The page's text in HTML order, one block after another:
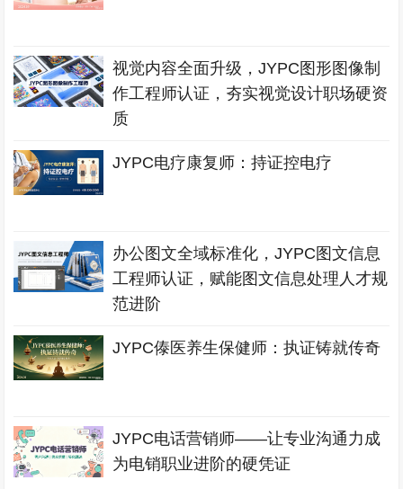
视觉内容全面升级，JYPC图形图像制
作工程师认证，夯实视觉设计职场硬资
质
JYPC电疗康复师：持证控电疗
办公图文全域标准化，JYPC图文信息
工程师认证，赋能图文信息处理人才规
范进阶
JYPC傣医养生保健师：执证铸就传奇
JYPC电话营销师——让专业沟通力成
为电销职业进阶的硬凭证